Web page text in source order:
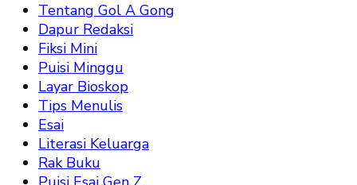
Tentang Gol A Gong
Dapur Redaksi
Fiksi Mini
Puisi Minggu
Layar Bioskop
Tips Menulis
Esai
Literasi Keluarga
Rak Buku